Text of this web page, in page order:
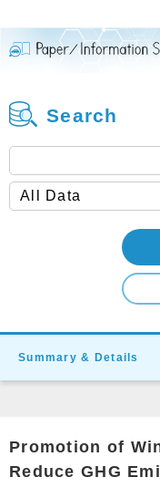
Search
Summary & Details
Promotion of
Reduce GHG